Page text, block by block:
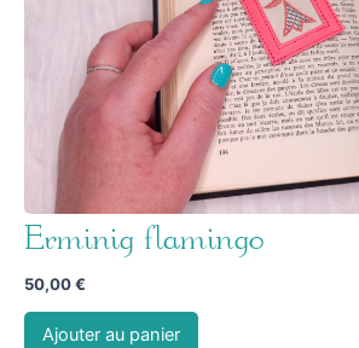
Erminig flamingo
50,00€
Ajouter au panier